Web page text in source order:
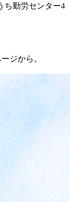
ち勤労センター4
ジから。